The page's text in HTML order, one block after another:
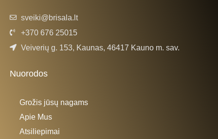
sveiki@brisala.lt
+370 676 25015
Veiverių g. 153, Kaunas, 46417 Kauno m. sav.
Nuorodos
Grožis jūsų nagams
Apie Mus
Atsiliepimai